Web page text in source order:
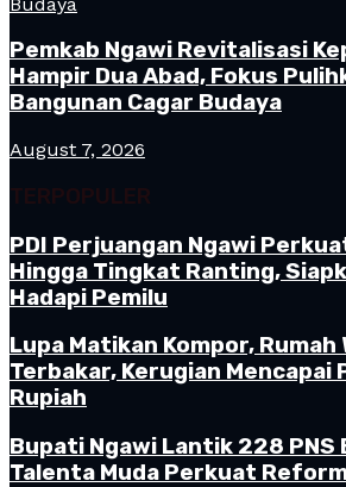
Pemkab Ngawi Revitalisasi
Hampir Dua Abad, Fokus
Bangunan Cagar Budaya
August 7, 2026
TERPOPULER
PDI Perjuangan Ngawi
Hingga Tingkat Ranting,
Hadapi Pemilu
Lupa Matikan Kompor, Rumah
Terbakar, Kerugian Mencapai
Rupiah
Bupati Ngawi Lantik 228 PNS
Talenta Muda Perkuat